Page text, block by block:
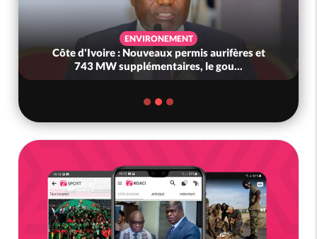
ENVIRONEMENT
Côte d'Ivoire : Nouveaux permis aurifères et
743 MW supplémentaires, le gou...